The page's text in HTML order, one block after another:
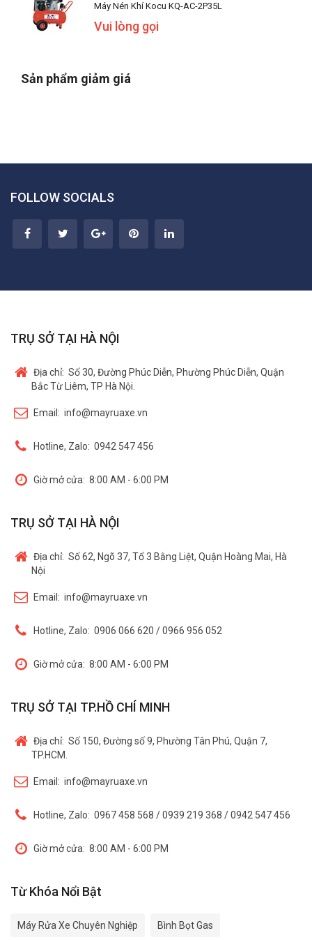
Máy Nén Khí Kocu KQ-AC-2P35L
Vui lòng gọi
Sản phẩm giảm giá
FOLLOW SOCIALS
TRỤ SỞ TẠI HÀ NỘI
Địa chỉ: Số 30, Đường Phúc Diễn, Phường Phúc Diễn, Quận
Bắc Từ Liêm, TP Hà Nội.
Email: info@mayruaxe.vn
Hotline, Zalo: 0942 547 456
Giờ mở cửa: 8:00 AM - 6:00 PM
TRỤ SỞ TẠI HÀ NỘI
Địa chỉ: Số 62, Ngõ 37, Tổ 3 Bằng Liệt, Quận Hoàng Mai, Hà
Nội
Email: info@mayruaxe.vn
Hotline, Zalo: 0906 066 620 / 0966 956 052
Giờ mở cửa: 8:00 AM - 6:00 PM
TRỤ SỞ TẠI TP.HỒ CHÍ MINH
Địa chỉ: Số 150, Đường số 9, Phường Tân Phú, Quận 7,
TP.HCM.
Email: info@mayruaxe.vn
Hotline, Zalo: 0967 458 568 / 0939 219 368 / 0942 547 456
Giờ mở cửa: 8:00 AM - 6:00 PM
Từ Khóa Nổi Bật
Máy Rửa Xe Chuyên Nghiệp Bình Bọt Gas